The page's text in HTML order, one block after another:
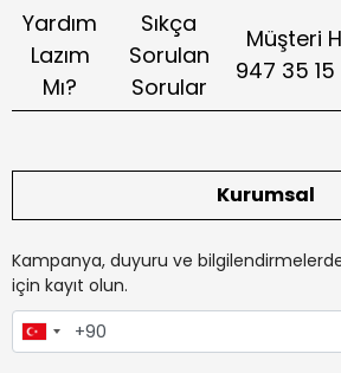
Yardım
Lazım
Mı?
Sıkça
Sorulan
Sorular
Müşteri
947 35
Kurumsal
Kampanya, duyuru ve
için kayıt olun.